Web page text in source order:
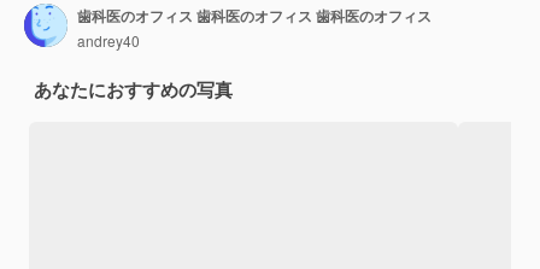
歯科医のオフィス 歯科医のオフィス 歯科医のオフィス
andrey40
あなたにおすすめの写真